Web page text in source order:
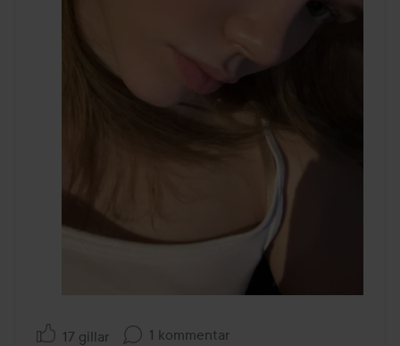
17 gillar 1 kommentar